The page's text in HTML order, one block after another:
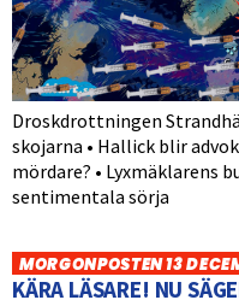
Droskdrottningen
skojarna • Hallick blir
mördare? • Lyxmäklarens
sentimentala sörja
MORGONPOSTEN 13
KÄRA LÄSARE! NU